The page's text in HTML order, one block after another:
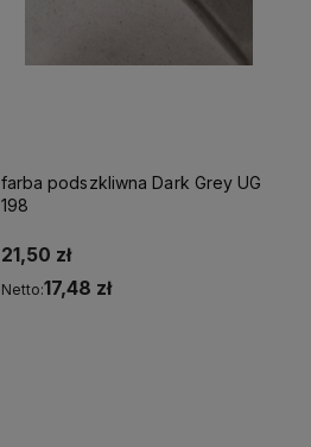
farba podszkliwna Dark Grey UG
198
21,50 zł
Netto:17,48 zł